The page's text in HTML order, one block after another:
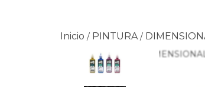
Inicio / PINTURA /